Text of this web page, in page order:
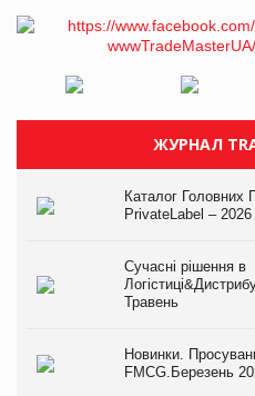
ЖУРНАЛ
Каталог Головних
PrivateLabel – 2026
Сучасні рішення в
Травень
Новинки.
FMCG.Березень